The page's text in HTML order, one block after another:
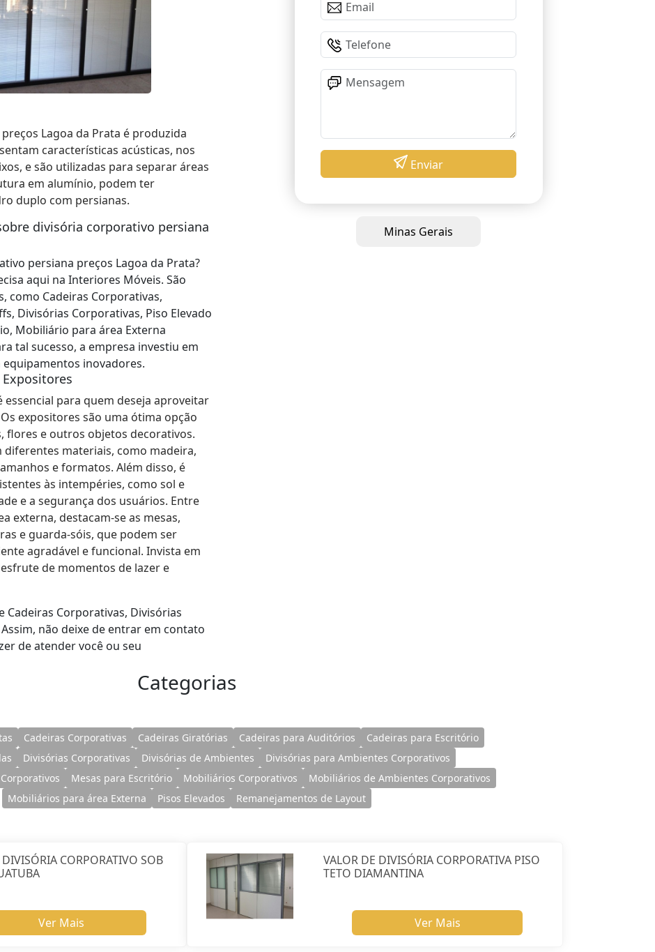
Lagoa da Prata é produzida
características acústicas, nos
e são utilizadas para separar áreas
em alumínio, podem ter
duplo com persianas.
divisória corporativo persiana
persiana preços Lagoa da Prata?
aqui na Interiores Móveis. São
como Cadeiras Corporativas,
Divisórias Corporativas, Piso Elevado
Mobiliário para área Externa
tal sucesso, a empresa investiu em
inovadores.
para quem deseja aproveitar
expositores são uma ótima opção
flores e outros objetos decorativos.
materiais, como madeira,
e formatos. Além disso, é
às intempéries, como sol e
e a segurança dos usuários. Entre
externa, destacam-se as mesas,
e guarda-sóis, que podem ser
agradável e funcional. Invista em
de momentos de lazer e
Corporativas, Divisórias
não deixe de entrar em contato
de atender você ou seu
Enviar
Minas Gerais
Categorias
Cadeiras Corporativas Cadeiras Giratórias Cadeiras para Auditórios
Cadeiras para Escritório
Divisórias Corporativas Divisórias de Ambientes
Divisórias para Ambientes Corporativos
Mesas para Escritório Mobiliários Corporativos
Mobiliários de Ambientes Corporativos
Mobiliários para área Externa
Pisos Elevados Remanejamentos de Layout
CORPORATIVO SOB
Ver Mais
VALOR DE DIVISÓRIA CORPORATIVA PISO
TETO DIAMANTINA
Ver Mais